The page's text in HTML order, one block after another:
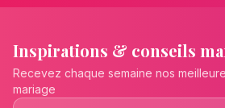
Inspirations & conseils
Recevez chaque semaine nos
mariage